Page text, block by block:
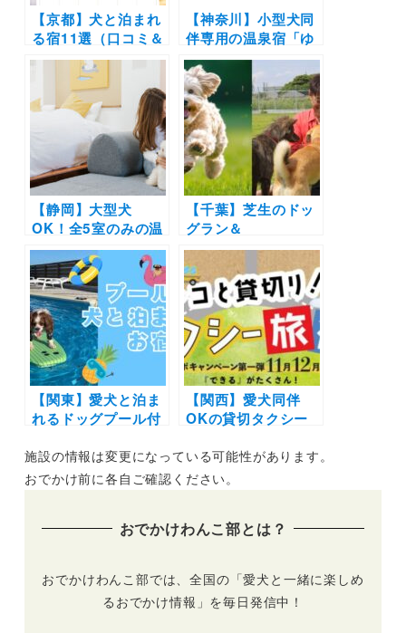
ェ土浦
【京都】犬と泊まれ
る宿11選（口コミ＆
実際のおでかけレポ
ート付き）一棟貸切
の宿からドッグラン
付き宿・ラグジュア
リーホテルそしてリ
ーズナブルなシティ
ホテルまで
【神奈川】小型犬同
伴専用の温泉宿「ゆ
るり箱根with
DOGS」が2024年8
月オープン！食事も
温泉も愛犬と一緒に
過ごせる♪
【静岡】大型犬
OK！全5室のみの温
泉ホテル「ドギーズ
伊豆城ヶ崎」がオー
プン！お得なオープ
ン記念30％OFFプラ
ンの販売も開始！
【千葉】芝生のドッ
グラン＆
sakagamike café
オープン「三井アウ
トレットパーク 木更
津」5/18・19にはオ
ープン記念の人気イ
ベントも開催決定
【関東】愛犬と泊ま
れるドッグプール付
フレンドリーなリゾ
ートホテルやペンシ
【関西】愛犬同伴
OKの貸切タクシー
こと貸切り！タクシ
ー旅行」の販売がス
施設の情報は変更になっている可能性があります。
おでかけ前に各自ご確認ください。
おでかけわんこ部とは？
おでかけわんこ部では、全国の「愛犬と一緒に楽しめ
るおでかけ情報」を毎日発信中！